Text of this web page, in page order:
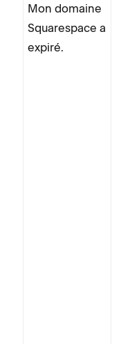
Mon domaine
Squarespace a
expiré.